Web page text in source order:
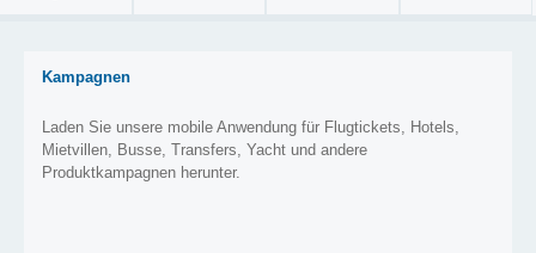
Kampagnen
Laden Sie unsere mobile Anwendung für Flugtickets, Hotels,
Mietvillen, Busse, Transfers, Yacht und andere
Produktkampagnen herunter.